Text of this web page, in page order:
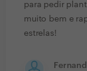
para pedir
muito bem e
estrelas!